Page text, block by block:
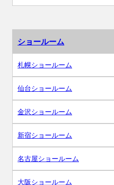
ショールーム
札幌ショールーム
仙台ショールーム
金沢ショールーム
新宿ショールーム
名古屋ショールーム
大阪ショールーム